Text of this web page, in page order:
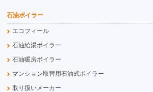
石油ボイラー
エコフィール
石油給湯ボイラー
石油暖房ボイラー
マンション取替用石油式ボイラー
取り扱いメーカー